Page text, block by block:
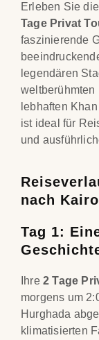
Erleben Sie
Tage Privat
faszinierende
legendären
weltberühmten
lebhaften
ist ideal für
und
nach Kairo
Tag 1:
Ihre 2 Tage
morgens um
Hurghada
klimatisierten